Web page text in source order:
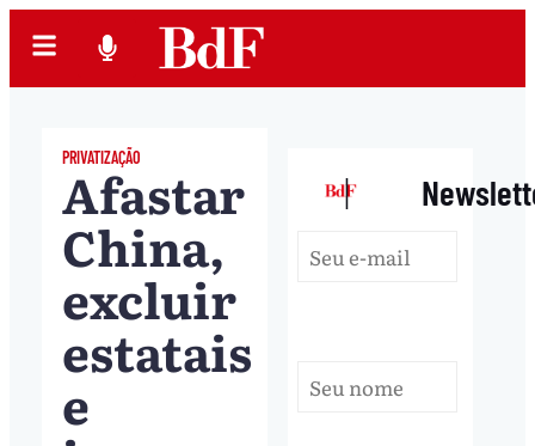
PRIVATIZAÇÃO
Afastar
China,
excluir
estatais
e
|